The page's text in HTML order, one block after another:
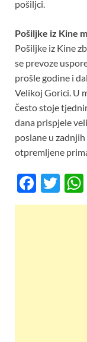
pošiljci.
Pošiljke iz Kine
Pošiljke iz Kine
se prevoze
prošle godine i
Velikoj Gorici. U
često stoje
dana prispjele
poslane u
otpremljene
F
ac
T
w